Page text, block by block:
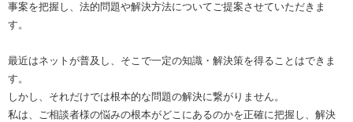
事案を把握し、法的問題や解決方法についてご提案させていただきま
す。
最近はネットが普及し、そこで一定の知識・解決策を得ることはできま
す。
しかし、それだけでは根本的な問題の解決に繋がりません。
私は、ご相談者様の悩みの根本がどこにあるのかを正確に把握し、解決